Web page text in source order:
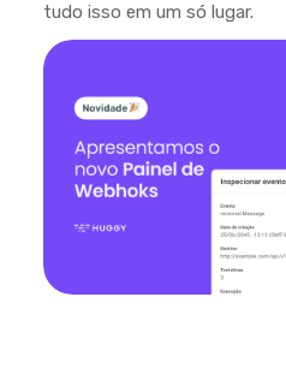
tudo isso em um só lugar.